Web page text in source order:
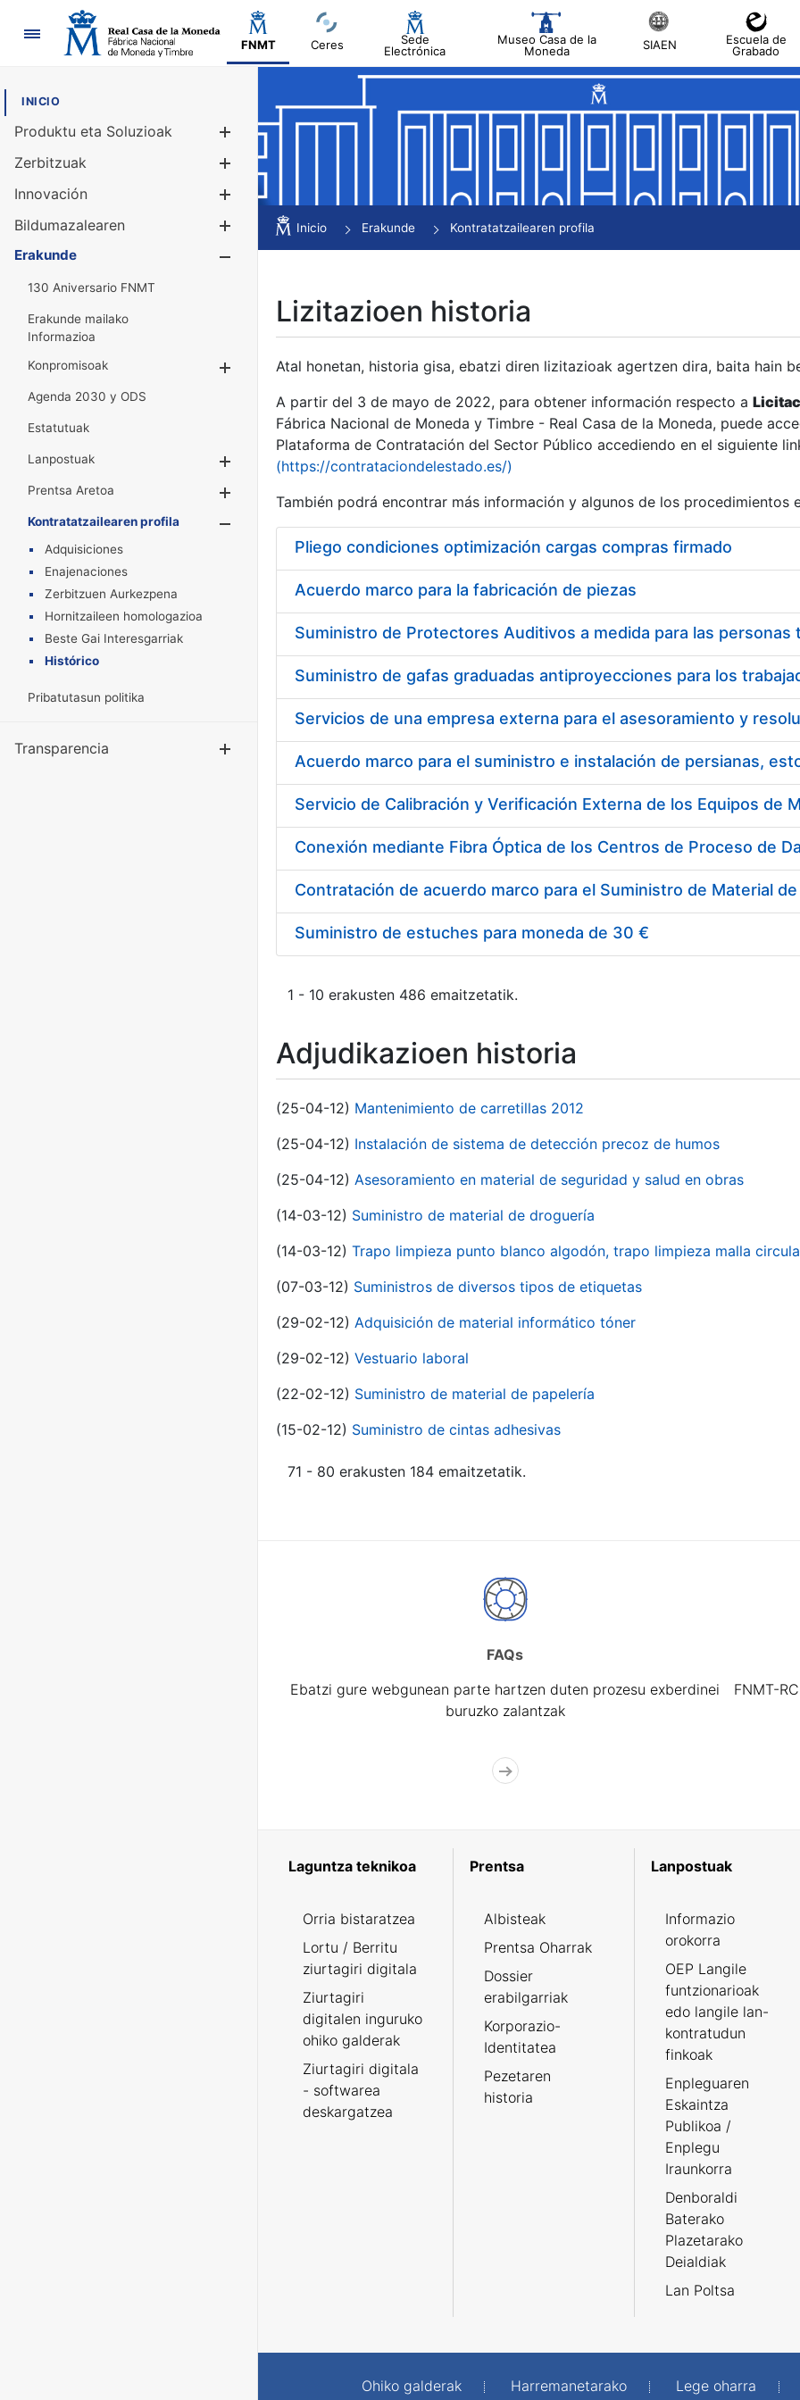
Nabigazioa
FNMT Ceres
Sede
Electrónica
Museo Casa de la
Moneda
SIAEN
Escuela de
Grabado
INICIO
Produktu eta Soluzioak
Erakutsi/Ezkutatu
Zerbitzuak
Innovación
Bildumazalearen
Erakutsi/Ezkutatu
Erakunde
130 Aniversario FNMT
Erakunde mailako
Informazioa
Konpromisoak
Erakutsi/Ezkutatu
Agenda 2030 y ODS
Estatutuak
Lanpostuak
Erakutsi/Ezkutatu
Prentsa Aretoa
Erakutsi/Ezkutatu
Kontratatzailearen profila
Erakutsi/Ezkutatu
Adquisiciones
Enajenaciones
Zerbitzuen Aurkezpena
Hornitzaileen homologazioa
Beste Gai Interesgarriak
Histórico
Pribatutasun politika
Transparencia Erakutsi/Ezkutatu
Inicio Erakunde Kontratatzailearen profila
Lizitazioen historia
Atal honetan, historia gisa, ebatzi diren lizitazioak agertzen dira, baita hain
A partir del 3 de mayo de 2022, para obtener información respecto a
Fábrica Nacional de Moneda y Timbre - Real Casa de la Moneda, puede
Plataforma de Contratación del Sector Público accediendo en el siguiente
(https://contrataciondelestado.es/)
También podrá encontrar más información y algunos de los procedimientos
Pliego condiciones optimización cargas compras firmado
Acuerdo marco para la fabricación de piezas
Acuerdo marco para el suministro e instalación de persianas,
Suministro de estuches para moneda de 30 €
1 - 10 erakusten 486 emaitzetatik.
Adjudikazioen historia
(25-04-12) Mantenimiento de carretillas 2012
(25-04-12) Instalación de sistema de detección precoz de humos
(25-04-12) Asesoramiento en material de seguridad y salud en obras
(14-03-12) Suministro de material de droguería
(14-03-12) Trapo limpieza punto blanco algodón, trapo limpieza malla
(07-03-12) Suministros de diversos tipos de etiquetas
(29-02-12) Adquisición de material informático tóner
(29-02-12) Vestuario laboral
(22-02-12) Suministro de material de papelería
(15-02-12) Suministro de cintas adhesivas
71 - 80 erakusten 184 emaitzetatik.
FAQs
Ebatzi gure webgunean parte hartzen duten prozesu exberdinei
buruzko zalantzak
FNMT-
Laguntza teknikoa
Orria bistaratzea
Lortu / Berritu
ziurtagiri digitala
Ziurtagiri
digitalen inguruko
ohiko galderak
Ziurtagiri digitala
- softwarea
deskargatzea
Prentsa
Albisteak
Prentsa Oharrak
Dossier
erabilgarriak
Korporazio-
Identitatea
Pezetaren
historia
Lanpostuak
Informazio
orokorra
OEP Langile
funtzionarioak
edo langile lan-
kontratudun
finkoak
Enpleguaren
Eskaintza
Publikoa /
Enplegu
Iraunkorra
Denboraldi
Baterako
Plazetarako
Deialdiak
Lan Poltsa
Ohiko galderak Harremanetarako Lege oharra